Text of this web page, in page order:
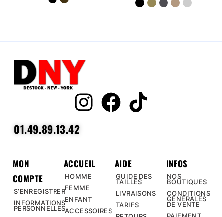
01.49.89.13.42
MON
COMPTE
S’ENREGISTRER
INFORMATIONS
PERSONNELLES
ACCUEIL
HOMME
FEMME
ENFANT
ACCESSOIRES
AIDE
GUIDE DES
TAILLES
LIVRAISONS
TARIFS
INFOS
NOS
BOUTIQUES
CONDITIONS
GÉNÉRALES
DE VENTE